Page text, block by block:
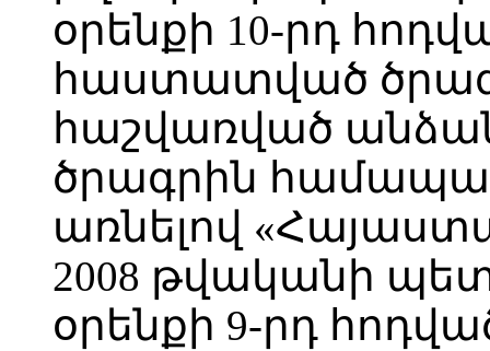
օրենքի 10-րդ
հաստատված
հաշվառված
ծրագրին
առնելով
2008 թվականի
օրենքի 9-րդ